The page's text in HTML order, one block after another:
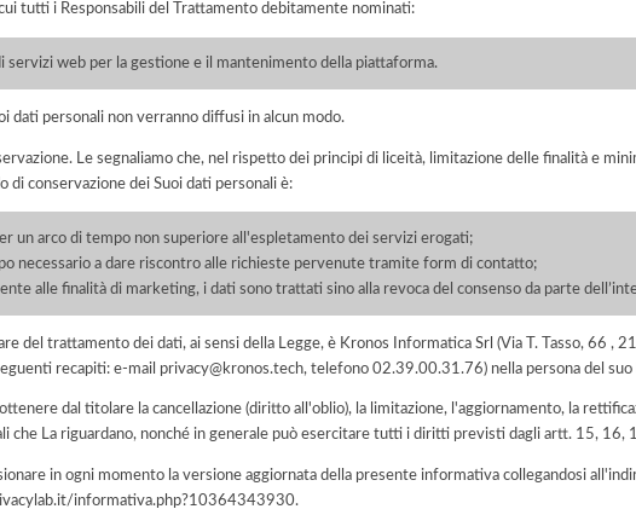
tutti i Responsabili del Trattamento debitamente nominati:
servizi web per la gestione e il mantenimento della piattaforma.
dati personali non verranno diffusi in alcun modo.
Le segnaliamo che, nel rispetto dei principi di liceità, limitazione delle finalità e
di conservazione dei Suoi dati personali è:
un arco di tempo non superiore all'espletamento dei servizi erogati;
necessario a dare riscontro alle richieste pervenute tramite form di contatto;
alle finalità di marketing, i dati sono trattati sino alla revoca del consenso da parte
del trattamento dei dati, ai sensi della Legge, è Kronos Informatica Srl (Via T. Tasso, 66 ,
recapiti: e-mail privacy@kronos.tech, telefono 02.39.00.31.76) nella persona del
ottenere dal titolare la cancellazione (diritto all'oblio), la limitazione, l'aggiornamento, la
che La riguardano, nonché in generale può esercitare tutti i diritti previsti dagli artt. 15, 16,
in ogni momento la versione aggiornata della presente informativa collegandosi
informativa.php?10364343930.